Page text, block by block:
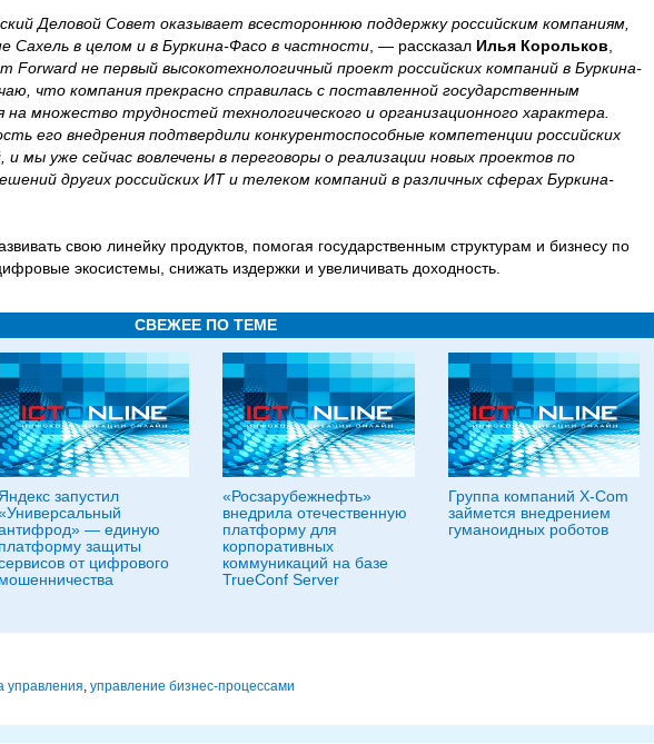
Деловой Совет оказывает всестороннюю поддержку российским компаниям,
Сахель в целом и в Буркина-Фасо в частности , — рассказал Илья Корольков
Forward не первый высокотехнологичный проект российских компаний в Буркина-
что компания прекрасно справилась с поставленной государственным
множество трудностей технологического и организационного характера.
его внедрения подтвердили конкурентоспособные компетенции российских
и мы уже сейчас вовлечены в переговоры о реализации новых проектов по
других российских ИТ и телеком компаний в различных сферах Буркина-
свою линейку продуктов, помогая государственным структурам и бизнесу по
экосистемы, снижать издержки и увеличивать доходность.
СВЕЖЕЕ ПО ТЕМЕ
Яндекс запустил
— единую
платформу защиты
от цифрового
мошенничества
«Росзарубежнефть»
внедрила отечественную
платформу для
корпоративных
коммуникаций на базе
TrueConf Server
Группа компаний X-Com
займется внедрением
гуманоидных роботов
управления, управление бизнес-процессами